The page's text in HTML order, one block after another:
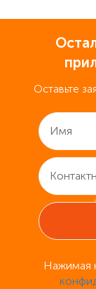
Оставьте
Нажимая